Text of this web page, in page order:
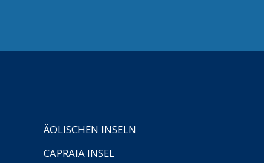
ÄOLISCHEN INSELN
CAPRAIA INSEL